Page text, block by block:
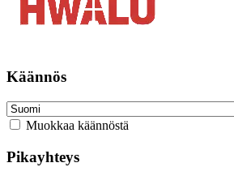
Käännös
Muokkaa käännöstä
Pikayhteys